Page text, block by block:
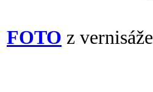
FOTO z vernisáže